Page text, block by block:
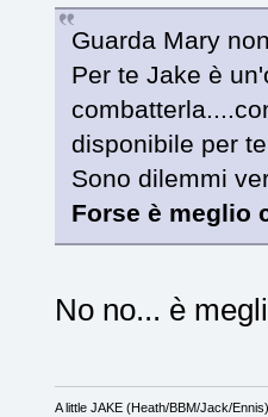
Guarda Mary
Per te Jake è
disponibile per
Sono dilemmi
Forse è meglio
No no... è
A little JAKE (Heath/BBM/Jack/